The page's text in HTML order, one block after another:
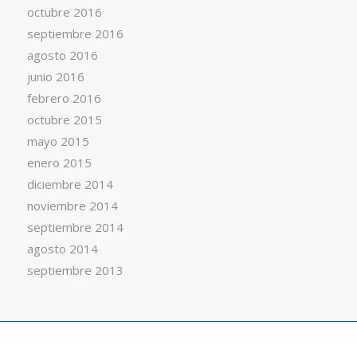
octubre 2016
septiembre 2016
agosto 2016
junio 2016
febrero 2016
octubre 2015
mayo 2015
enero 2015
diciembre 2014
noviembre 2014
septiembre 2014
agosto 2014
septiembre 2013